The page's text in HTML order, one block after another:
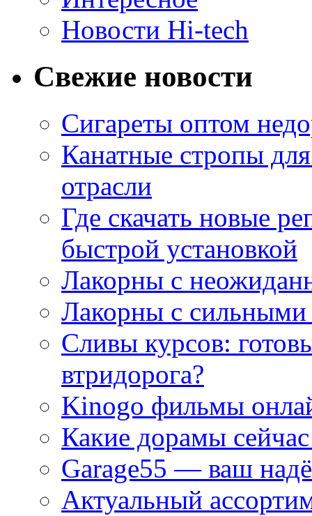
Новости Hi-tech
Свежие новости
Сигареты оптом
Канатные стропы
отрасли
Где скачать новые
быстрой установкой
Лакорны с
Лакорны с сильными
Сливы курсов:
втридорога?
Kinogo фильмы
Какие дорамы
Garage55 — ваш
Актуальный